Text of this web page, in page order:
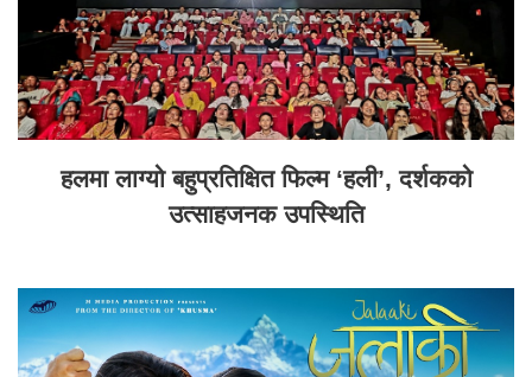
हलमा लाग्यो बहुप्रतिक्षित फिल्म ‘हली’, दर्शकको
उत्साहजनक उपस्थिति